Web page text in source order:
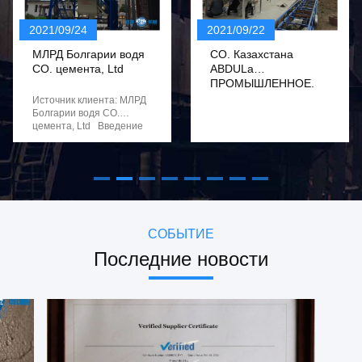
Оптовое портативное стальное силосохранилище цемента 60 тонн широко используя включает лестницу
2021/09/24
МЛРД Болгарии водя
CO. цемента, Ltd
Источник клиента: МЛРД
Болгарии водя CO.
цемента, Ltd Введение
оборудования первая
полная структура
крепления винта нашей
компании в сухой
индустрии оборудования
время и работ-
сбережения. Наша
а снабдила чертежи
2021/09/22
CO. Казахстана
ABDULa
ПРОМЫШЛЕННОЕ,
СОБЫТИЕ
Последние новости